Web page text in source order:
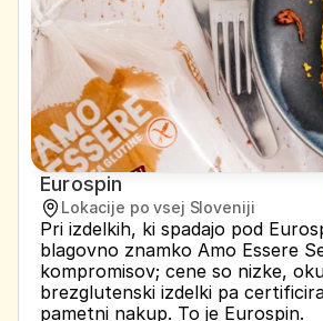
Eurospin
Lokacije po vsej Sloveniji
Pri izdelkih, ki spadajo pod
blagovno znamko Amo Essere
kompromisov; cene so nizke,
brezglutenski izdelki pa
pametni nakup. To je Eurospin.